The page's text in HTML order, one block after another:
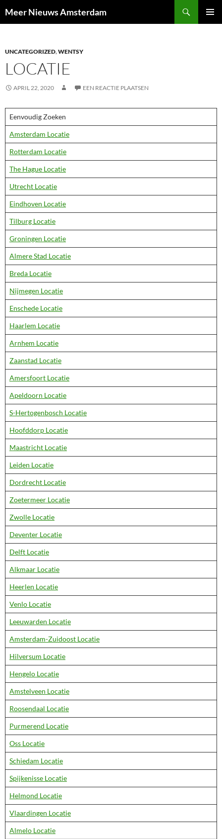
naar
Meer Nieuws Amsterdam
UNCATEGORIZED,WENTSY
LOCATIE
APRIL 22, 2020 EEN REACTIE PLAATSEN
Eenvoudig Zoeken
Amsterdam Locatie
Rotterdam Locatie
The Hague Locatie
Utrecht Locatie
Eindhoven Locatie
Tilburg Locatie
Groningen Locatie
Almere Stad Locatie
Breda Locatie
Nijmegen Locatie
Enschede Locatie
Haarlem Locatie
Arnhem Locatie
Zaanstad Locatie
Amersfoort Locatie
Apeldoorn Locatie
S-Hertogenbosch Locatie
Hoofddorp Locatie
Maastricht Locatie
Leiden Locatie
Dordrecht Locatie
Zoetermeer Locatie
Zwolle Locatie
Deventer Locatie
Delft Locatie
Alkmaar Locatie
Heerlen Locatie
Venlo Locatie
Leeuwarden Locatie
Amsterdam-Zuidoost Locatie
Hilversum Locatie
Hengelo Locatie
Amstelveen Locatie
Roosendaal Locatie
Purmerend Locatie
Oss Locatie
Schiedam Locatie
Spijkenisse Locatie
Helmond Locatie
Vlaardingen Locatie
Almelo Locatie